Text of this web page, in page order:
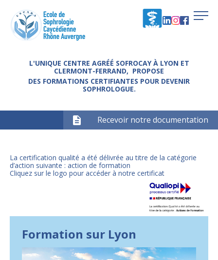
L'UNIQUE CENTRE AGRÉÉ SOFROCAY À LYON ET
CLERMONT-FERRAND, PROPOSE
DES FORMATIONS CERTIFIANTES POUR DEVENIR
SOPHROLOGUE.
Recevoir notre documentation
La certification qualité a été délivrée au titre de la catégorie
d’action suivante : action de formation
Cliquez sur le logo pour accéder à notre certificat
Formation sur Lyon